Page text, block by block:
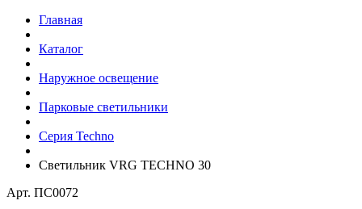
Главная
Каталог
Наружное освещение
Парковые светильники
Серия Techno
Светильник VRG TECHNO 30
Арт. ПС0072